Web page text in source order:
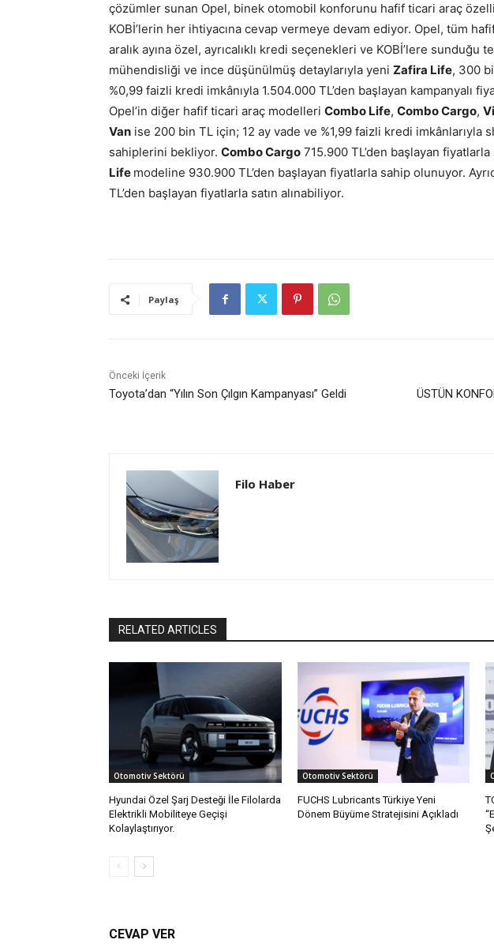
çözümler sunan Opel, binek otomobil konforunu hafif ticari araç
KOBİ’lerin her ihtiyacına cevap vermeye devam ediyor. Opel, tüm
aralık ayına özel, ayrıcalıklı kredi seçenekleri ve KOBİ’lere sunduğu
mühendisliği ve ince düşünülmüş detaylarıyla yeni Zafira Life, 300
%0,99 faizli kredi imkânıyla 1.504.000 TL’den başlayan kampanyalı
Opel’in diğer hafif ticari araç modelleri Combo Life, Combo Cargo,
Van ise 200 bin TL için; 12 ay vade ve %1,99 faizli kredi imkânlarıyla
sahiplerini bekliyor. Combo Cargo 715.900 TL’den başlayan
Life modeline 930.900 TL’den başlayan fiyatlarla sahip olunuyor.
TL’den başlayan fiyatlarla satın alınabiliyor.
Paylaş
Önceki İçerik
Toyota’dan “Yılın Son Çılgın Kampanyası” Geldi
ÜSTÜN
Filo Haber
RELATED ARTICLES
Otomotiv Sektörü
Hyundai Özel Şarj Desteği İle Filolarda
Elektrikli Mobiliteye Geçişi
Kolaylaştırıyor.
Otomotiv Sektörü
FUCHS Lubricants Türkiye Yeni
Dönem Büyüme Stratejisini Açıkladı
CEVAP VER